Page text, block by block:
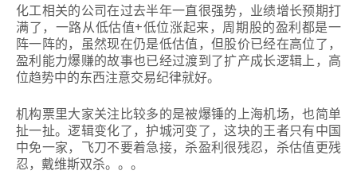
化工相关的公司在过去半年一直很强势，业绩增长预期打
满了，一路从低估值+低位涨起来，周期股的盈利都是一
阵一阵的，虽然现在仍是低估值，但股价已经在高位了，
盈利能力爆赚的故事也已经过渡到了扩产成长逻辑上，高
位趋势中的东西注意交易纪律就好。
机构票里大家关注比较多的是被爆锤的上海机场，也简单
扯一扯。逻辑变化了，护城河变了，这块的王者只有中国
中免一家，飞刀不要着急接，杀盈利很残忍，杀估值更残
忍，戴维斯双杀。。。